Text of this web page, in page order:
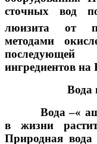
сточных вод
люизита от
методами
последующей
ингредиентов
Вода
Вода –«
в жизни
Природная вода